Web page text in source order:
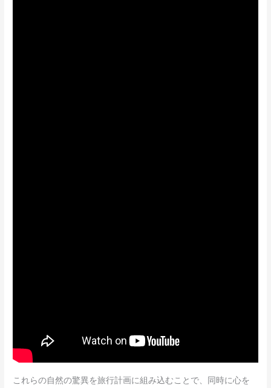
これらの自然の驚異を旅行計画に組み込むことで、同時に心を